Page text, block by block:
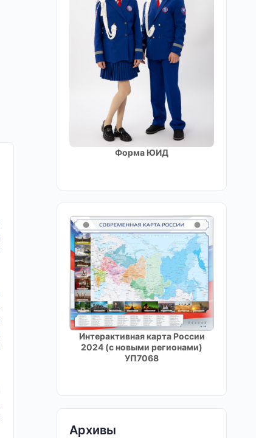
Форма ЮИД
Интерактивная карта России
2024 (с новыми регионами)
УП7068
Архивы